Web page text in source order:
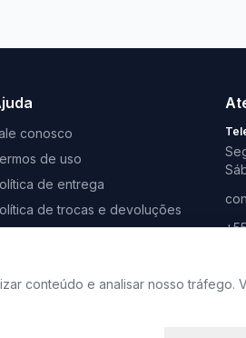
conosco
de uso
de entrega
de trocas e devoluções
conteúdo e analisar nosso tráfego.